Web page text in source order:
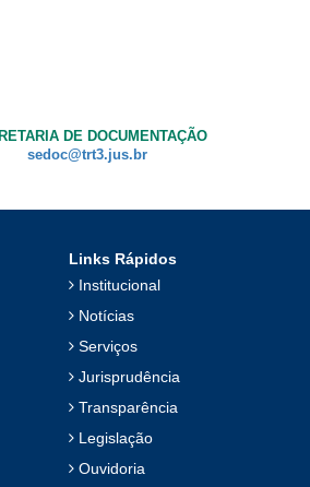
DE DOCUMENTAÇÃO
sedoc@trt3.jus.br
Links Rápidos
Institucional
Notícias
Serviços
Jurisprudência
Transparência
Legislação
Ouvidoria